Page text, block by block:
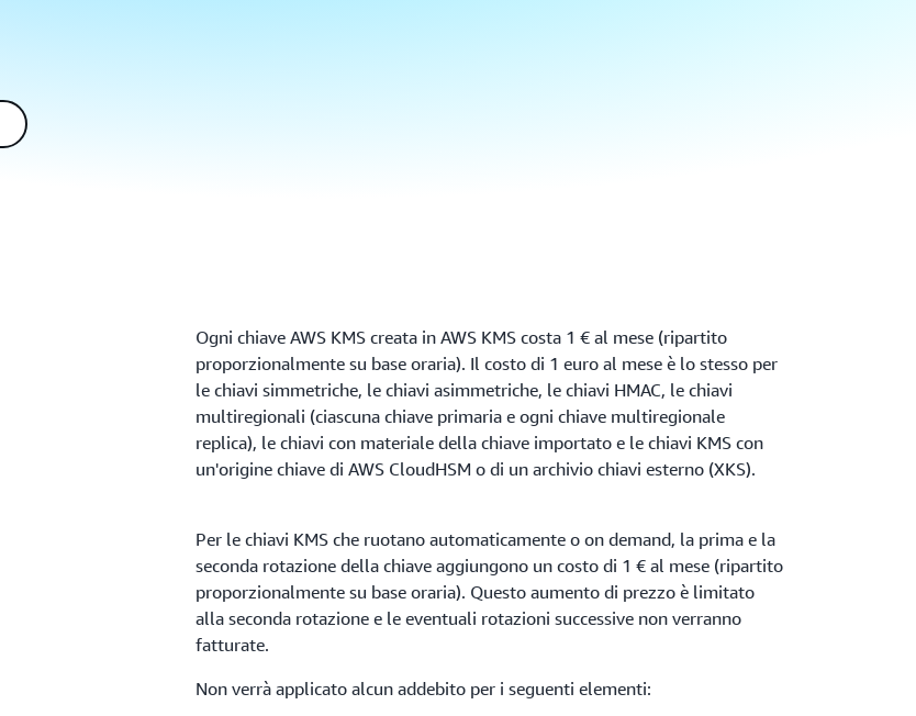
Ogni chiave AWS KMS creata in AWS KMS costa 1 € al mese (ripartito
proporzionalmente su base oraria). Il costo di 1 euro al mese è lo stesso per
le chiavi simmetriche, le chiavi asimmetriche, le chiavi HMAC, le chiavi
multiregionali (ciascuna chiave primaria e ogni chiave multiregionale
replica), le chiavi con materiale della chiave importato e le chiavi KMS con
un'origine chiave di AWS CloudHSM o di un archivio chiavi esterno (XKS).
Per le chiavi KMS che ruotano automaticamente o on demand, la prima e la
seconda rotazione della chiave aggiungono un costo di 1 € al mese (ripartito
proporzionalmente su base oraria). Questo aumento di prezzo è limitato
alla seconda rotazione e le eventuali rotazioni successive non verranno
fatturate.
Non verrà applicato alcun addebito per i seguenti elementi: